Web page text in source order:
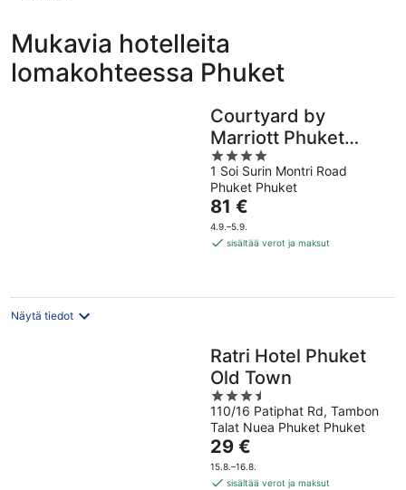
Mukavia hotelleita
lomakohteessa Phuket
Courtyard by
Marriott Phuket
Town
4
out
of
5
1 Soi Surin Montri Road
Phuket Phuket
Hinta
on
81 €
81 €
4.9.–5.9.
sisältää verot ja maksut
Näytä tiedot
Ratri Hotel Phuket
Old Town
3.5
out
of
5
110/16 Patiphat Rd, Tambon
Talat Nuea Phuket Phuket
Hinta
on
29 €
29 €
15.8.–16.8.
sisältää verot ja maksut